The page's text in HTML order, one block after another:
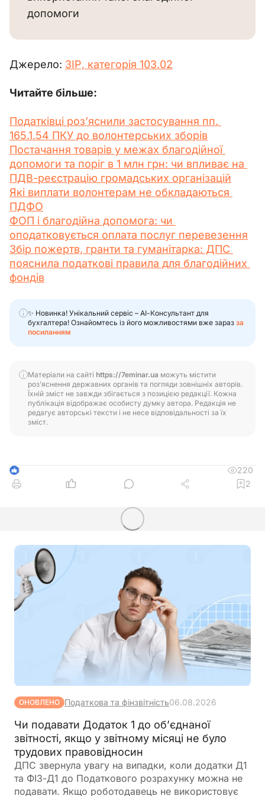
допомоги
Джерело: ЗІР, категорія 103.02
Читайте більше:
Податківці роз’яснили застосування пп.
165.1.54 ПКУ до волонтерських зборів
Постачання товарів у межах благодійної
допомоги та поріг в 1 млн грн: чи впливає на
ПДВ-реєстрацію громадських організацій
Які виплати волонтерам не обкладаються
ПДФО
ФОП і благодійна допомога: чи
оподатковується оплата послуг перевезення
Збір пожертв, гранти та гуманітарка: ДПС
пояснила податкові правила для благодійних
фондів
✨ Новинка! Унікальний сервіс – АІ-Консультант для
бухгалтера! Ознайомтесь із його можливостями вже зараз за
посиланням
Матеріали на сайті https://7eminar.ua можуть містити
роз’яснення державних органів та погляди зовнішніх авторів.
Їхній зміст не завжди збігається з позицією редакції. Кожна
публікація відображає особисту думку автора. Редакція не
редагує авторські тексти і не несе відповідальності за їх
зміст.
3
220
2
ОНОВЛЕНО Податкова та фінзвітність06.08.2026
Чи подавати Додаток 1 до об’єднаної
звітності, якщо у звітному місяці не було
трудових правовідносин
ДПС звернула увагу на випадки, коли додатки Д1
та ФІЗ-Д1 до Податкового розрахунку можна не
подавати. Якщо роботодавець не використовує